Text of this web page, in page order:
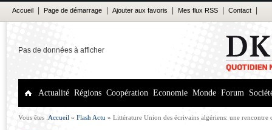
Accueil Page de démarrage Ajouter aux favoris Mes flux RSS Contact
Pas de données à afficher
Actualité Régions Coopération Economie Monde Forum
Vous êtes :Accueil » Flash Actu » Littérature Union des écrivains algériens: une rencontre